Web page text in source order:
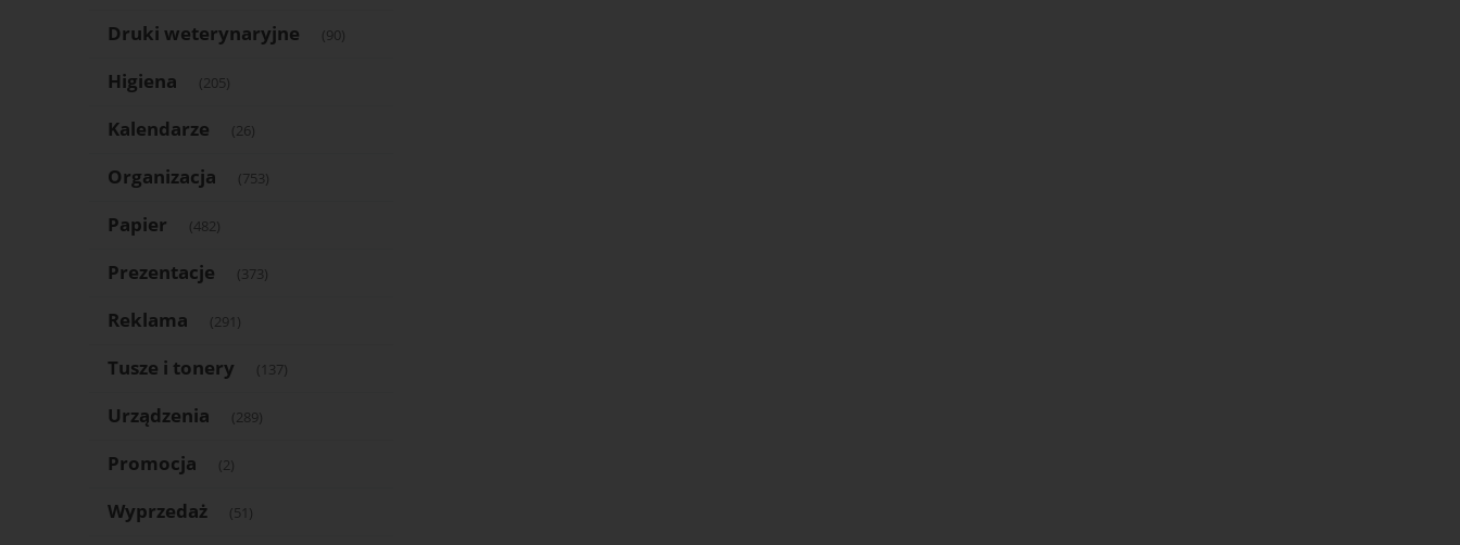
Druki weterynaryjne (90)
Higiena (205)
Kalendarze (26)
Organizacja (753)
Papier (482)
Prezentacje (373)
Reklama (291)
Tusze i tonery (137)
Urządzenia (289)
Promocja (2)
Wyprzedaż (51)